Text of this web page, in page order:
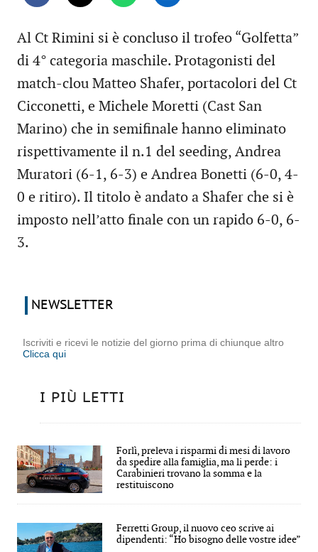
Al Ct Rimini si è concluso il trofeo “Golfetta”
di 4° categoria maschile. Protagonisti del
match-clou Matteo Shafer, portacolori del Ct
Cicconetti, e Michele Moretti (Cast San
Marino) che in semifinale hanno eliminato
rispettivamente il n.1 del seeding, Andrea
Muratori (6-1, 6-3) e Andrea Bonetti (6-0, 4-
0 e ritiro). Il titolo è andato a Shafer che si è
imposto nell’atto finale con un rapido 6-0, 6-
3.
NEWSLETTER
Iscriviti e ricevi le notizie del giorno prima di chiunque altro
Clicca qui
I PIÙ LETTI
Forlì, preleva i risparmi di mesi di lavoro
da spedire alla famiglia, ma li perde: i
Carabinieri trovano la somma e la
restituiscono
Ferretti Group, il nuovo ceo scrive ai
dipendenti: “Ho bisogno delle vostre idee”